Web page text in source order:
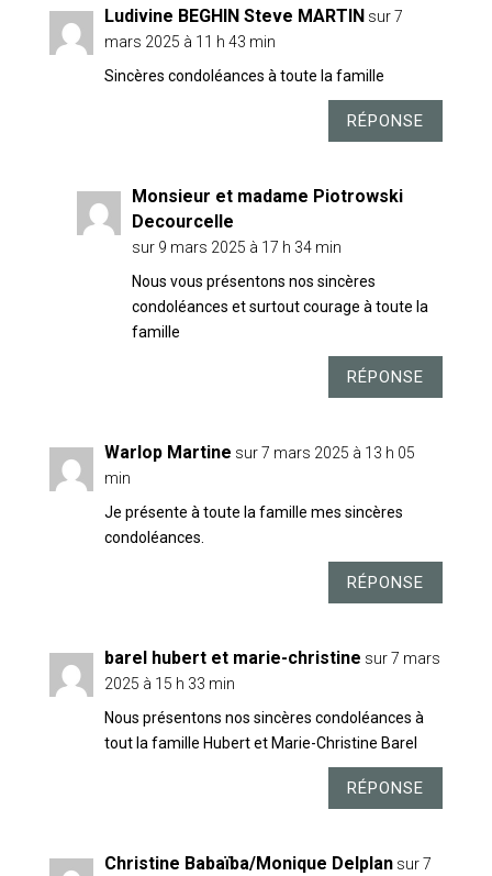
Ludivine BEGHIN Steve MARTIN sur 7
mars 2025 à 11 h 43 min
Sincères condoléances à toute la famille
RÉPONSE
Monsieur et madame Piotrowski
Decourcelle
sur 9 mars 2025 à 17 h 34 min
Nous vous présentons nos sincères
condoléances et surtout courage à toute la
famille
RÉPONSE
Warlop Martine sur 7 mars 2025 à 13 h 05
min
Je présente à toute la famille mes sincères
condoléances.
RÉPONSE
barel hubert et marie-christine sur 7 mars
2025 à 15 h 33 min
Nous présentons nos sincères condoléances à
tout la famille Hubert et Marie-Christine Barel
RÉPONSE
Christine Babaïba/Monique Delplan sur 7